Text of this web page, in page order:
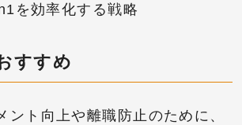
を効率化する戦略
すすめ
ント向上や離職防止のために、